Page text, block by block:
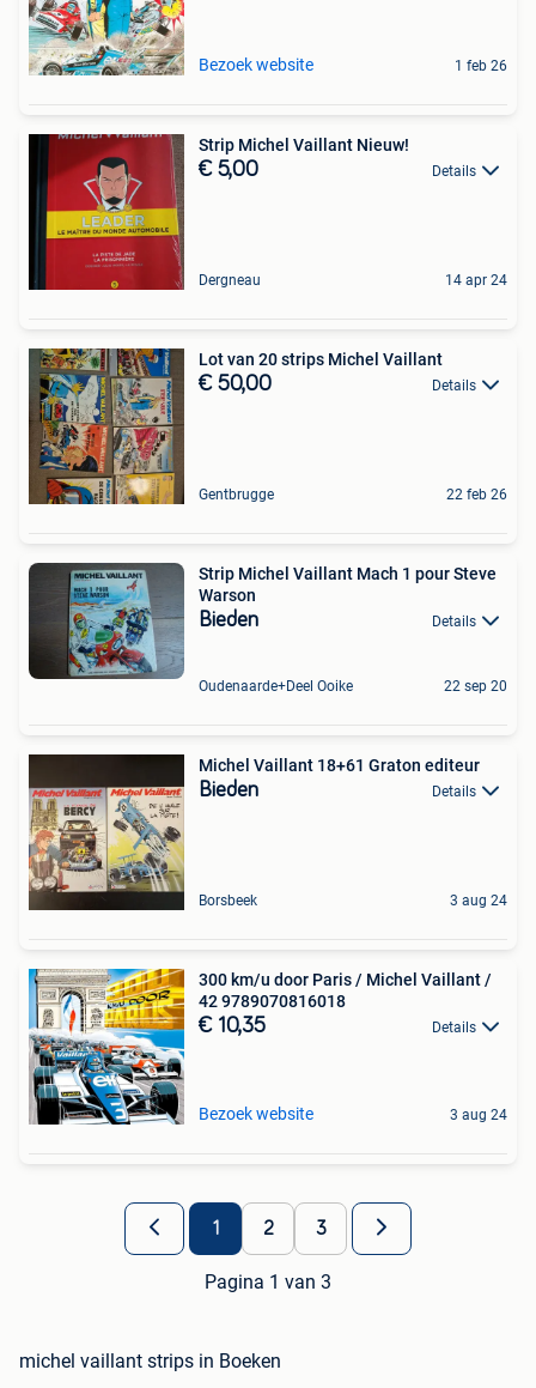
Bezoek website 1 feb 26
Strip Michel Vaillant Nieuw!
€ 5,00 Details
Dergneau 14 apr 24
Lot van 20 strips Michel Vaillant
€ 50,00 Details
Gentbrugge 22 feb 26
Strip Michel Vaillant Mach 1 pour Steve
Warson
Bieden Details
Oudenaarde+Deel Ooike 22 sep 20
Michel Vaillant 18+61 Graton editeur
Bieden Details
Borsbeek 3 aug 24
300 km/u door Paris / Michel Vaillant /
42 9789070816018
€ 10,35 Details
Bezoek website 3 aug 24
1 2 3
Pagina 1 van 3
michel vaillant strips in Boeken